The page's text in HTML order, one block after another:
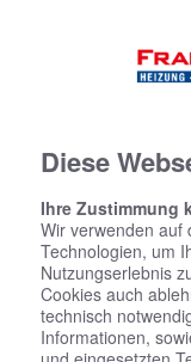
Diese
Ihre Zustimmung
Wir verwenden auf
Technologien, um
Nutzungserlebnis
Cookies auch
technisch
Informationen,